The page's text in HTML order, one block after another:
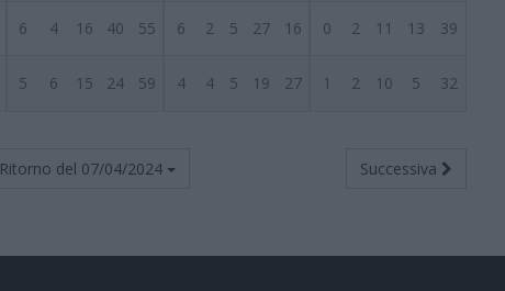
6 4 16 40 55 6 2 5 27 16 0 2 11 13 39
5 6 15 24 59 4 4 5 19 27 1 2 10 5 32
Ritorno del 07/04/2024 Successiva